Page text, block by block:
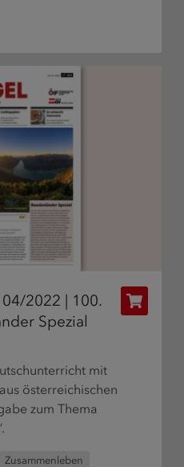
2022 | 100.
Spezial
mit
österreichischen
zum Thema
Zusammenleben